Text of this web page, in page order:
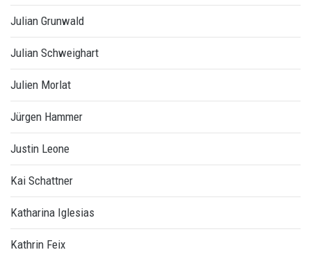
Julian Grunwald
Julian Schweighart
Julien Morlat
Jürgen Hammer
Justin Leone
Kai Schattner
Katharina Iglesias
Kathrin Feix